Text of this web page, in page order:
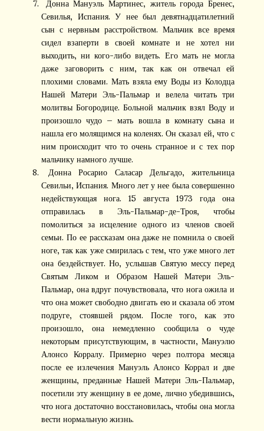
Севилья, Испания. У нее был девятнадцатилетний
сын с нервным расстройством. Мальчик все время
сидел взаперти в своей комнате и не хотел ни
выходить, ни кого-либо видеть. Его мать не могла
даже заговорить с ним, так как он отвечал ей
плохими словами. Мать взяла ему Воды из Колодца
Нашей Матери Эль-Пальмар и велела читать три
молитвы Богородице. Больной мальчик взял Воду и
произошло чудо — мать вошла в комнату сына и
нашла его молящимся на коленях. Он сказал ей, что с
ним происходит что то очень странное и с тех пор
мальчику намного лучше.
Донна Росарио Саласар Дельгадо, жительница
Севильи, Испания. Много лет у нее была совершенно
недействующая нога. 15 августа 1973 года она
отправилась в Эль-Пальмар-де-Троя, чтобы
помолиться за исцеление одного из членов своей
семьи. По ее рассказам она даже не помнила о своей
ноге, так как уже смирилась с тем, что уже много лет
она бездействует. Но, услышав Святую мессу перед
Святым Ликом и Образом Нашей Матери Эль-
Пальмар, она вдруг почувствовала, что нога ожила и
что она может свободно двигать ею и сказала об этом
подруге, стоявшей рядом. После того, как это
произошло, она немедленно сообщила о чуде
некоторым присутствующим, в частности, Мануэлю
Алонсо Корралу. Примерно через полтора месяца
после ее излечения Мануэль Алонсо Коррал и две
женщины, преданные Нашей Матери Эль-Пальмар,
посетили эту женщину в ее доме, лично убедившись,
что нога достаточно восстановилась, чтобы она могла
вести нормальную жизнь.